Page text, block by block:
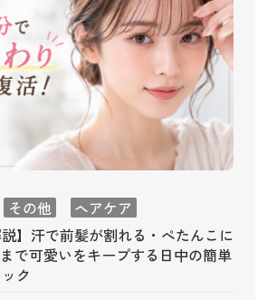
その他
ヘアケア
説】汗で前髪が割れる・ぺたんこに
で可愛いをキープする日中の簡単
ク